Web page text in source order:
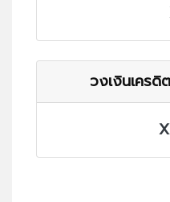
วงเงินเครดิ